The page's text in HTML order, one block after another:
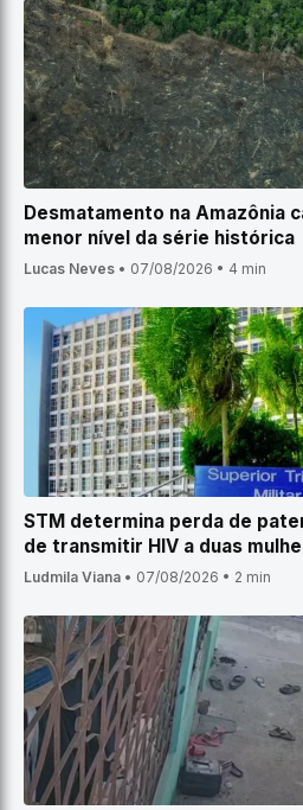
Desmatamento na Amazônia
menor nível da série histórica
Lucas Neves • 07/08/2026 • 4 min
STM determina perda de
de transmitir HIV a duas
Ludmila Viana • 07/08/2026 • 2 min